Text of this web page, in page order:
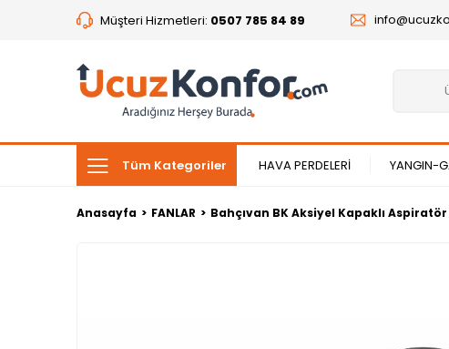
Müşteri Hizmetleri: 0507 785 84 89
Tüm Kategoriler HAVA PERDELERİ YANGIN-
Anasayfa FANLAR Bahçıvan BK Aksiyel Kapaklı Aspiratör